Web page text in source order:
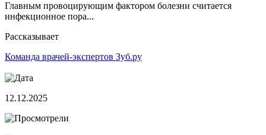
Главным провоцирующим фактором болезни считается
инфекционное пора...
Рассказывает
Команда врачей-экспертов Зуб.ру
12.12.2025